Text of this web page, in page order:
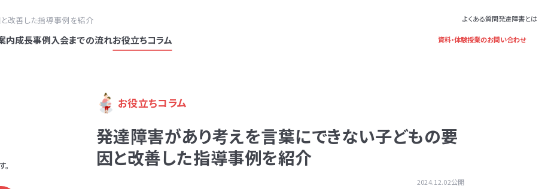
改善した指導事例を紹介
内成長事例入会までの流れお役立ちコラム
よくある質問発達障害とは
資料・体験授業のお問い合わせ
お役立ちコラム
発達障害があり考えを言葉にできない子どもの要
因と改善した指導事例を紹介
2024.12.02公開